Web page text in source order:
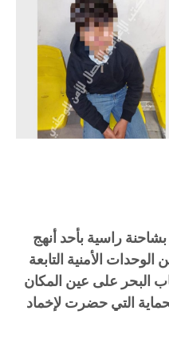
راسية بأحد أنهج
الأمنية التابعة
البحر على عين المكان
التي حضرت لإخماد